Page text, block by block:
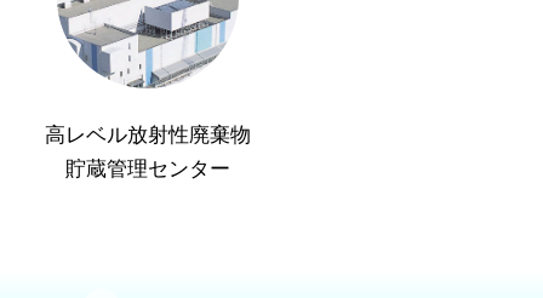
高レベル放射性廃棄物
貯蔵管理センター